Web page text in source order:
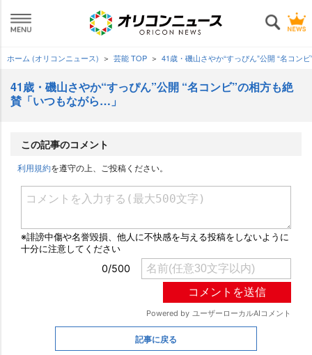
ホーム (オリコンニュース) 芸能 TOP 41歳・磯山さやか“すっぴん”公開 “名コン
41歳・磯山さやか“すっぴん”公開 “名コンビ”の相方も絶
賛「いつもながら…」
この記事のコメント
利用規約を遵守の上、ご投稿ください。
記事に戻る